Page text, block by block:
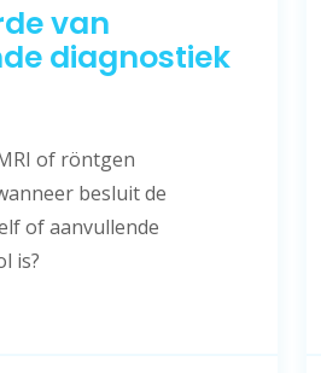
van
diagnostiek
of röntgen
besluit de
of aanvullende
is?